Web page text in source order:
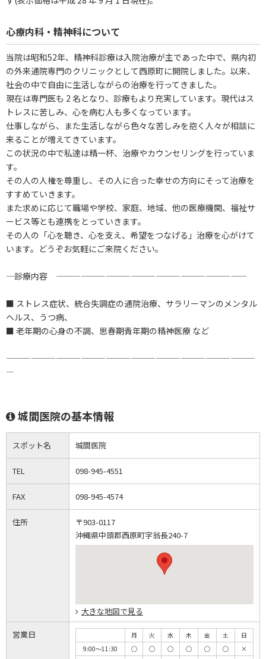
心療内科・精神科について
当院は昭和52年、精神科診療は入院治療が主であった中で、県内初
の外来通院専門のクリニックとして西原町に開院しました。以来、
社会の中で自由に生活しながらの治療を行ってきました。
現在は専門医も 2 名となり、診療もより充実しています。現代はス
トレスに苦しみ、心を病む人も多くなっています。
仕事しながら、また生活しながら色々な苦しみを抱く人々が相談に
来ることが増えてきています。
この状況の中で私達は精一杯、治療やカウンセリングを行っていま
す。
その人の人権を尊重し、その人に合った幸せの方向にそって治療を
すすめていきます。
また求めに応じて職場や学校、家庭、地域、他の医療機関、福祉サ
ービス等とも連携をとっていきます。
その人の「心を聴き、心を支え、希望をつなげる」治療を心がけて
います。どうぞお気軽にご来院ください。
―― 診療内容 ―――――――――――――――――――――――
■ ストレス症状、統合失調症の通院治療、サラリーマンのメンタル
ヘルス、うつ病、
■ 老年期の心身の不調、思春期青年期の精神医療 など
――――――――――――――――――――――――――――――
―
城間医院の基本情報
スポット名 城間医院
TEL 098-945-4551
FAX 098-945-4574
住所
〒903-0117
沖縄県中頭郡西原町字翁長240-7
大きな地図で見る
営業日 月 火 水 木 金 土
日
9:00～11:30
◯ ◯ ◯ ◯ ◯ ◯
×